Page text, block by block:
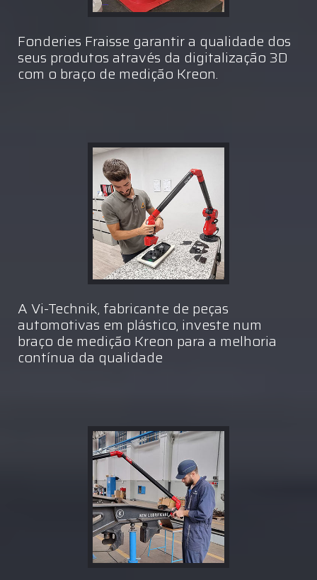
Fonderies Fraisse garantir a qualidade dos
seus produtos através da digitalização 3D
com o braço de medição Kreon.
A Vi-Technik, fabricante de peças
automotivas em plástico, investe num
braço de medição Kreon para a melhoria
contínua da qualidade